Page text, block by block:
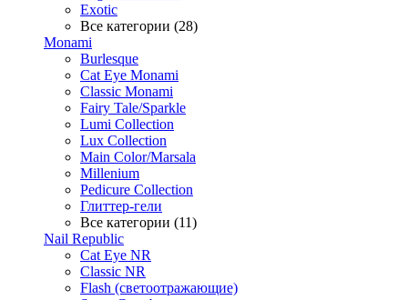
Exotic
Все категории (28)
Monami
Burlesque
Cat Eye Monami
Classic Monami
Fairy Tale/Sparkle
Lumi Collection
Lux Collection
Main Color/Marsala
Millenium
Pedicure Collection
Глиттер-гели
Все категории (11)
Nail Republic
Cat Eye NR
Classic NR
Flash (светоотражающие)